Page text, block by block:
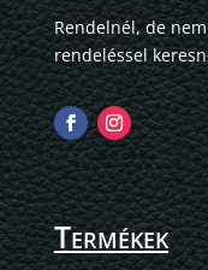
Rendelnél, de
rendeléssel
Termékek